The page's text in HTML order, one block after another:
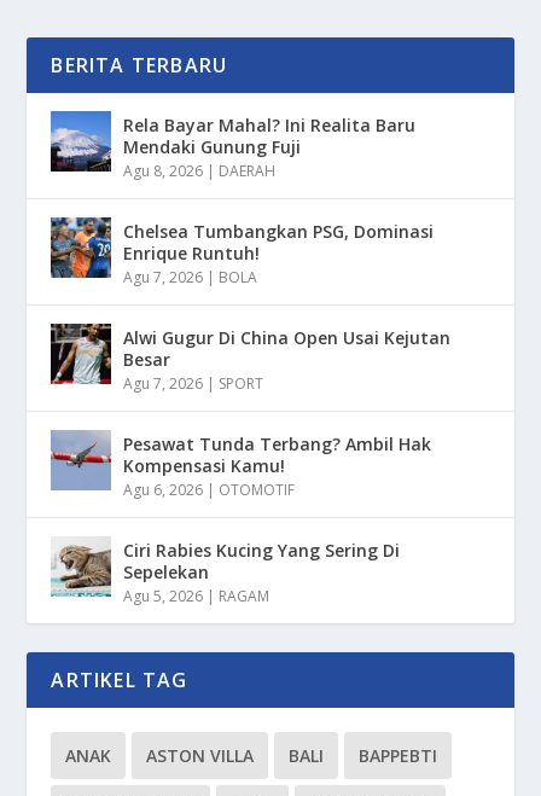
BERITA TERBARU
Rela Bayar Mahal? Ini Realita Baru
Mendaki Gunung Fuji
Agu 8, 2026 | DAERAH
Chelsea Tumbangkan PSG, Dominasi
Enrique Runtuh!
Agu 7, 2026 | BOLA
Alwi Gugur Di China Open Usai Kejutan
Besar
Agu 7, 2026 | SPORT
Pesawat Tunda Terbang? Ambil Hak
Kompensasi Kamu!
Agu 6, 2026 | OTOMOTIF
Ciri Rabies Kucing Yang Sering Di
Sepelekan
Agu 5, 2026 | RAGAM
ARTIKEL TAG
ANAK ASTON VILLA BALI BAPPEBTI